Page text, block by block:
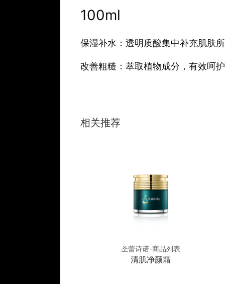
100ml
保湿补水：透明质酸集中补充肌肤
改善粗糙：萃取植物成分，有效呵
相关推荐
圣蕾诗诺-商品列表
清肌净颜霜